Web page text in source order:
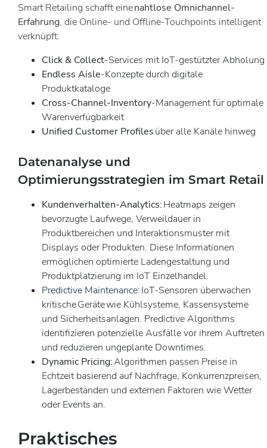
Smart Retailing schafft einenahtlose Omnichannel-
Erfahrung, die Online- und Offline-Touchpoints intelligent
verknüpft:
Click & Collect-Services mit IoT-gestützter Abholung
Endless Aisle-Konzepte durch digitale
Produktkataloge
Cross-Channel-Inventory-Management für optimale
Warenverfügbarkeit
Unified Customer Profilesüber alle Kanäle hinweg
Datenanalyse und
Optimierungsstrategien im Smart Retail
Kundenverhalten-Analytics:Heatmaps zeigen
bevorzugte Laufwege, Verweildauer in
Produktbereichen und Interaktionsmuster mit
Displays oder Produkten. Diese Informationen
ermöglichen optimierte Ladengestaltung und
Produktplatzierung im IoT Einzelhandel.
Predictive Maintenance: IoT-Sensoren überwachen
kritische Geräte wie Kühlsysteme, Kassensysteme
und Sicherheitsanlagen. Predictive Algorithms
identifizieren potenzielle Ausfälle vor ihrem Auftreten
und reduzieren ungeplante Downtimes.
Dynamic Pricing:Algorithmen passen Preise in
Echtzeit basierend auf Nachfrage, Konkurrenzpreisen,
Lagerbeständen und externen Faktoren wie Wetter
oder Events an.
Praktisches